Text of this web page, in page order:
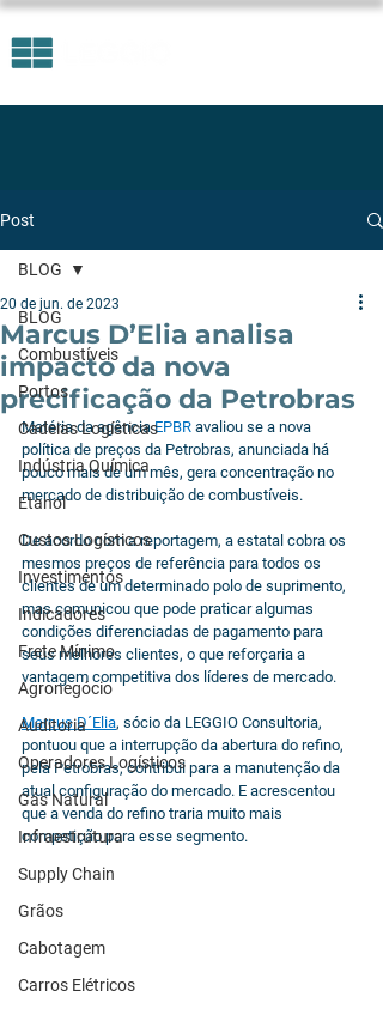
Post
BLOG
Combustíveis
Portos
Cadeias Logísticas
Indústria Química
Etanol
Custos Logísticos
Investimentos
Indicadores
Frete Mínimo
Agronegócio
Auditoria
Operadores Logísticos
Gás Natural
Infraestrutura
Supply Chain
Grãos
Cabotagem
Carros Elétricos
BLOG
Marcus D’Elia analisa
impacto da nova
precificação da Petrobras
20 de jun. de 2023
Matéria da agência EPBR avaliou se a nova
política de preços da Petrobras, anunciada há
pouco mais de um mês, gera concentração no
mercado de distribuição de combustíveis.
De acordo com a reportagem, a estatal cobra os
mesmos preços de referência para todos os
clientes de um determinado polo de suprimento,
mas comunicou que pode praticar algumas
condições diferenciadas de pagamento para
seus melhores clientes, o que reforçaria a
vantagem competitiva dos líderes de mercado.
Marcus D´Elia, sócio da LEGGIO Consultoria,
pontuou que a interrupção da abertura do refino,
pela Petrobras, contribui para a manutenção da
atual configuração do mercado. E acrescentou
que a venda do refino traria muito mais
competição para esse segmento.